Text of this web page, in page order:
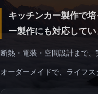
キッチンカー製作で
ー製作にも対応してい
断熱・電装・空間設計まで、
オーダーメイドで、ライフス